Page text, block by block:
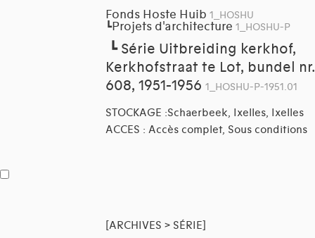
Fonds Hoste Huib 1_HOSHU
┗Projets d'architecture 1_HOSHU-P
┗ Série Uitbreiding kerkhof,
Kerkhofstraat te Lot, bundel nr.
608, 1951-1956 1_HOSHU-P-1951.01
STOCKAGE :Schaerbeek, Ixelles, Ixelles
ACCES : Accès complet, Sous conditions
[ARCHIVES > SÉRIE]